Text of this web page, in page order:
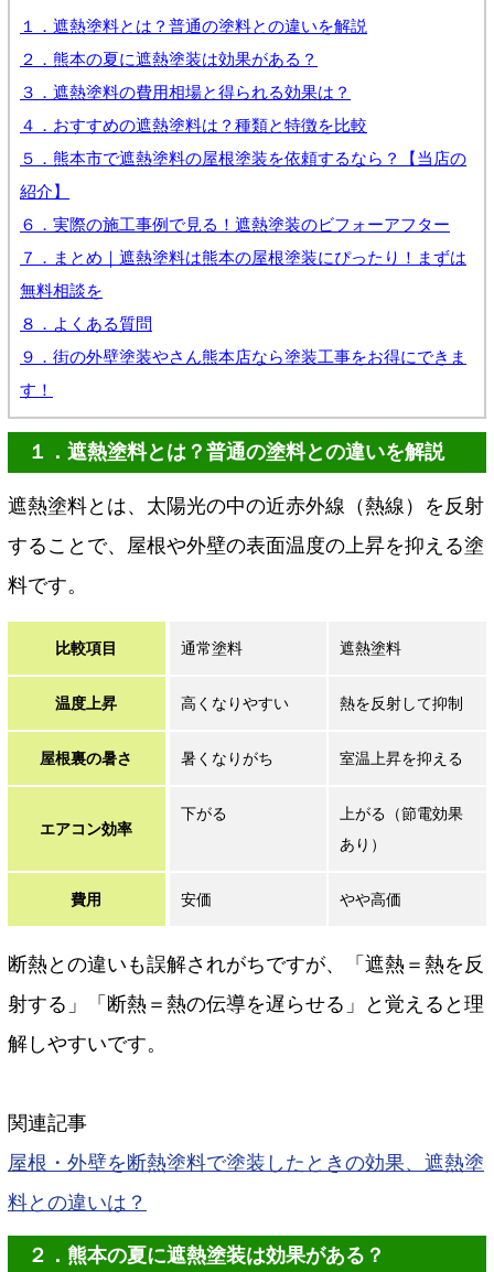
１．遮熱塗料とは？普通の塗料との違いを解説
２．熊本の夏に遮熱塗装は効果がある？
３．遮熱塗料の費用相場と得られる効果は？
４．おすすめの遮熱塗料は？種類と特徴を比較
５．熊本市で遮熱塗料の屋根塗装を依頼するなら？【当店の
紹介】
６．実際の施工事例で見る！遮熱塗装のビフォーアフター
７．まとめ｜遮熱塗料は熊本の屋根塗装にぴったり！まずは
無料相談を
８．よくある質問
９．街の外壁塗装やさん熊本店なら塗装工事をお得にできま
す！
１．遮熱塗料とは？普通の塗料との違いを解説
遮熱塗料とは、太陽光の中の近赤外線（熱線）を反射
することで、屋根や外壁の表面温度の上昇を抑える塗
料です。
比較項目 通常塗料 遮熱塗料
温度上昇 高くなりやすい 熱を反射して抑制
屋根裏の暑さ 暑くなりがち 室温上昇を抑える
エアコン効率
下がる
上がる（節電効果
あり）
費用 安価 やや高価
断熱との違いも誤解されがちですが、「遮熱＝熱を反
射する」「断熱＝熱の伝導を遅らせる」と覚えると理
解しやすいです。
関連記事
屋根・外壁を断熱塗料で塗装したときの効果、遮熱塗
料との違いは？
２．熊本の夏に遮熱塗装は効果がある？